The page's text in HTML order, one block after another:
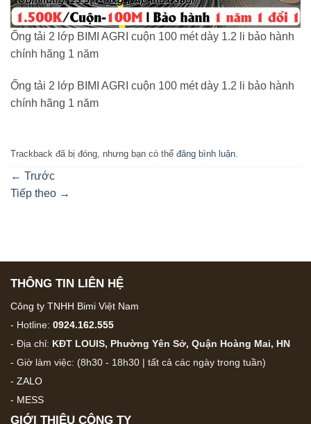
Ống tải 2 lớp BIMI AGRI cuộn 100 mét dày 1.2 li bảo hành
chính hãng 1 năm
Ống tải 2 lớp BIMI AGRI cuộn 100 mét dày 1.2 li bảo hành
chính hãng 1 năm
Trackback đã bị đóng, nhưng bạn có thể đăng bình luận.
← Trước
Tiếp theo →
THÔNG TIN LIÊN HỆ
Công ty TNHH Bimi Việt Nam
- Hotline: 0924.162.555
- Địa chỉ: KĐT LOUIS, Phường Yên Sở, Quận Hoàng Mai, HN
- Giờ làm việc: (8h30 - 18h30 | tất cả các ngày trong tuần)
- ZALO
- MESS
GIỚI THIỆU CÔNG TY